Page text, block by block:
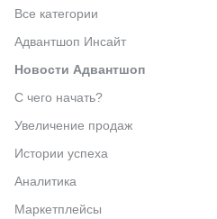
Все категории
Адвантшоп Инсайт
Новости Адвантшоп
С чего начать?
Увеличение продаж
Истории успеха
Аналитика
Маркетплейсы